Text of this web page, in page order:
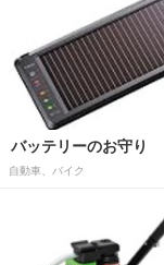
バッテリーのお守り
自動車、バイク